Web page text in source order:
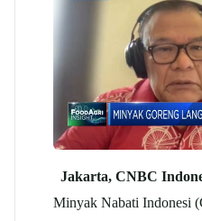
Jakarta, CNBC
Minyak Nabati Indonesi